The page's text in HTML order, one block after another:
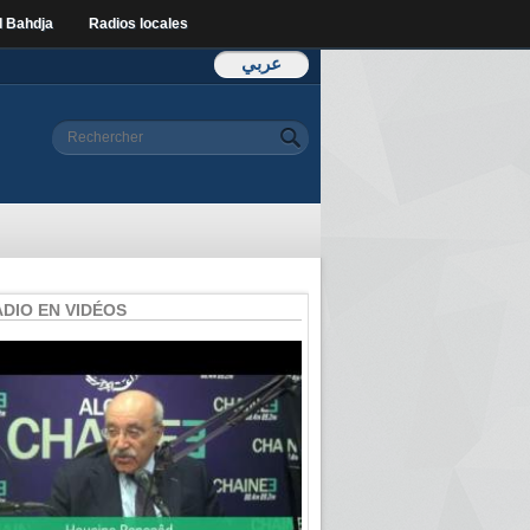
Bahdja Radios locales
عربي
Formulaire de
Rechercher
EN VIDÉOS